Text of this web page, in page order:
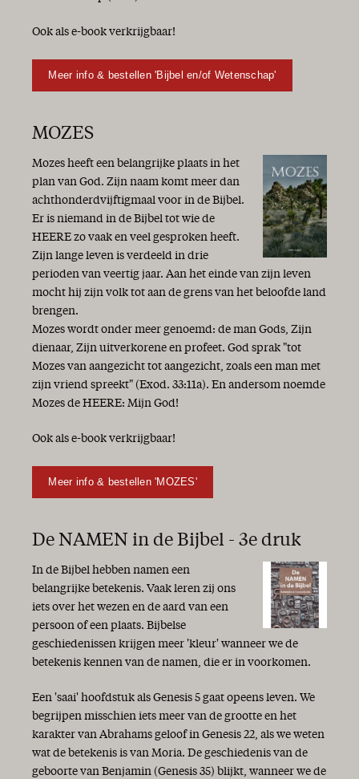
Ook als e-book verkrijgbaar!
Meer info & bestellen 'Bijbel en/of Wetenschap'
MOZES
Mozes heeft een belangrijke plaats in het
plan van God. Zijn naam komt meer dan
achthonderdvijftigmaal voor in de Bijbel.
Er is niemand in de Bijbel tot wie de
HEERE zo vaak en veel gesproken heeft.
Zijn lange leven is verdeeld in drie
perioden van veertig jaar. Aan het einde van zijn leven
mocht hij zijn volk tot aan de grens van het beloofde land
brengen.
Mozes wordt onder meer genoemd: de man Gods, Zijn
dienaar, Zijn uitverkorene en profeet. God sprak "tot
Mozes van aangezicht tot aangezicht, zoals een man met
zijn vriend spreekt" (Exod. 33:11a). En andersom noemde
Mozes de HEERE: Mijn God!
Ook als e-book verkrijgbaar!
Meer info & bestellen 'MOZES'
De NAMEN in de Bijbel - 3e druk
In de Bijbel hebben namen een
belangrijke betekenis. Vaak leren zij ons
iets over het wezen en de aard van een
persoon of een plaats. Bijbelse
geschiedenissen krijgen meer 'kleur' wanneer we de
betekenis kennen van de namen, die er in voorkomen.
Een 'saai' hoofdstuk als Genesis 5 gaat opeens leven. We
begrijpen misschien iets meer van de grootte en het
karakter van Abrahams geloof in Genesis 22, als we weten
wat de betekenis is van Moria. De geschiedenis van de
geboorte van Benjamin (Genesis 35) blijkt, wanneer we de